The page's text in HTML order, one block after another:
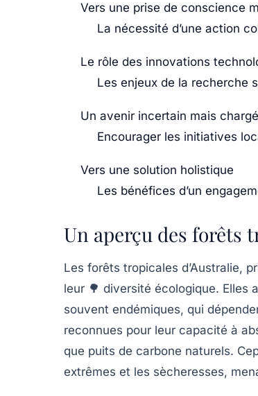
Vers une prise de conscience
La nécessité d’une action
Le rôle des innovations
Les enjeux de la recherche
Un avenir incertain mais chargé
Encourager les initiatives
Vers une solution holistique
Les bénéfices d’un
Un aperçu des forêts
Les forêts tropicales d’Australie,
leur 🌳 diversité écologique. Elles
souvent endémiques, qui
reconnues pour leur capacité à
que puits de carbone naturels.
extrêmes et les sècheresses,